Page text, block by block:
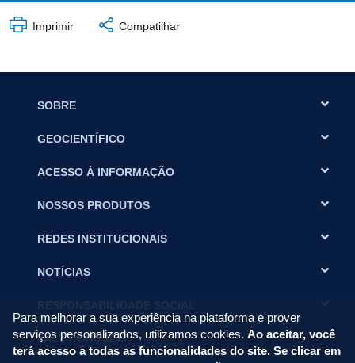
Imprimir Compatilhar
SOBRE
GEOCIENTÍFICO
ACESSO À INFORMAÇÃO
NOSSOS PRODUTOS
REDES INSTITUCIONAIS
NOTÍCIAS
FALE CONOSCO
Para melhorar a sua experiência na plataforma e prover
serviços personalizados, utilizamos cookies. Ao aceitar, você
terá acesso a todas as funcionalidades do site. Se clicar em